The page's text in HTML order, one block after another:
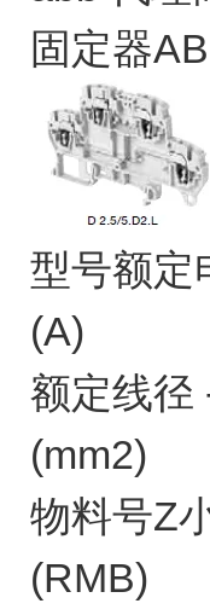
固定器
型号额定
(A)
额定线径
(mm2)
物料号Z
(RMB)